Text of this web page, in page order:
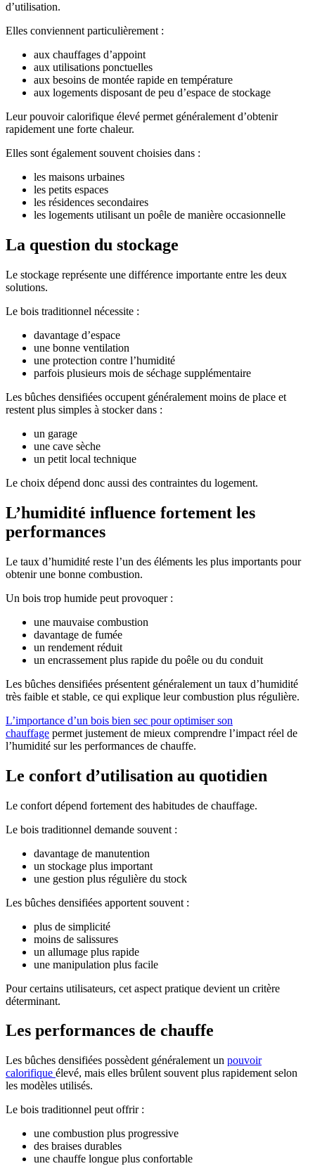
d’utilisation.
Elles conviennent particulièrement :
aux chauffages d’appoint
aux utilisations ponctuelles
aux besoins de montée rapide en température
aux logements disposant de peu d’espace de stockage
Leur pouvoir calorifique élevé permet généralement d’obtenir
rapidement une forte chaleur.
Elles sont également souvent choisies dans :
les maisons urbaines
les petits espaces
les résidences secondaires
les logements utilisant un poêle de manière occasionnelle
La question du stockage
Le stockage représente une différence importante entre les deux
solutions.
Le bois traditionnel nécessite :
davantage d’espace
une bonne ventilation
une protection contre l’humidité
parfois plusieurs mois de séchage supplémentaire
Les bûches densifiées occupent généralement moins de place et
restent plus simples à stocker dans :
un garage
une cave sèche
un petit local technique
Le choix dépend donc aussi des contraintes du logement.
L’humidité influence fortement les
performances
Le taux d’humidité reste l’un des éléments les plus importants pour
obtenir une bonne combustion.
Un bois trop humide peut provoquer :
une mauvaise combustion
davantage de fumée
un rendement réduit
un encrassement plus rapide du poêle ou du conduit
Les bûches densifiées présentent généralement un taux d’humidité
très faible et stable, ce qui explique leur combustion plus régulière.
L’importance d’un bois bien sec pour optimiser son
chauffage permet justement de mieux comprendre l’impact réel de
l’humidité sur les performances de chauffe.
Le confort d’utilisation au quotidien
Le confort dépend fortement des habitudes de chauffage.
Le bois traditionnel demande souvent :
davantage de manutention
un stockage plus important
une gestion plus régulière du stock
Les bûches densifiées apportent souvent :
plus de simplicité
moins de salissures
un allumage plus rapide
une manipulation plus facile
Pour certains utilisateurs, cet aspect pratique devient un critère
déterminant.
Les performances de chauffe
Les bûches densifiées possèdent généralement un pouvoir
calorifique élevé, mais elles brûlent souvent plus rapidement selon
les modèles utilisés.
Le bois traditionnel peut offrir :
une combustion plus progressive
des braises durables
une chauffe longue plus confortable